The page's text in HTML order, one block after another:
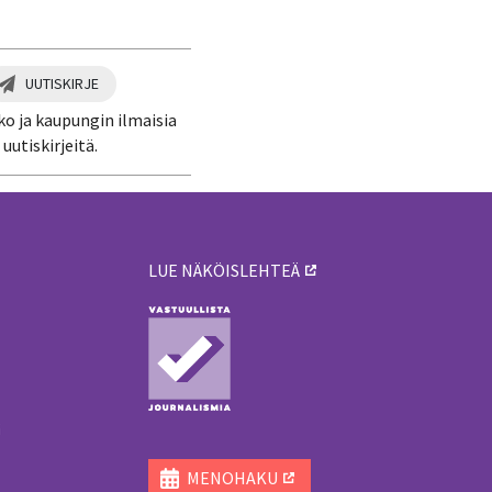
UUTISKIRJE
ja kaupungin ilmaisia
uutiskirjeitä.
LUE NÄKÖISLEHTEÄ
MENOHAKU